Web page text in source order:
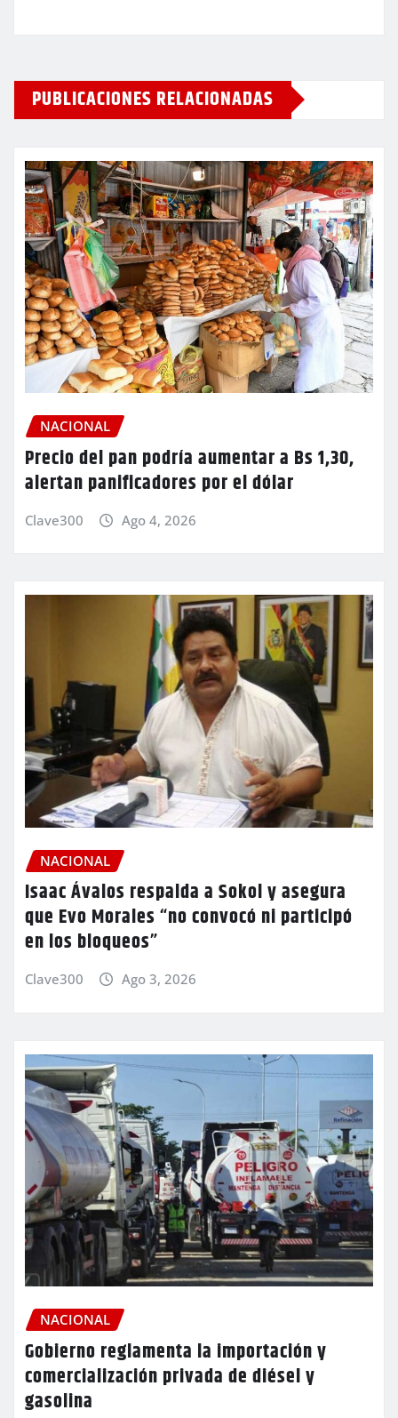
PUBLICACIONES RELACIONADAS
NACIONAL
Precio del pan podría aumentar a Bs 1,30,
alertan panificadores por el dólar
Clave300 Ago 4, 2026
NACIONAL
Isaac Ávalos respalda a Sokol y asegura
que Evo Morales “no convocó ni participó
en los bloqueos”
Clave300 Ago 3, 2026
NACIONAL
Gobierno reglamenta la importación y
comercialización privada de diésel y
gasolina